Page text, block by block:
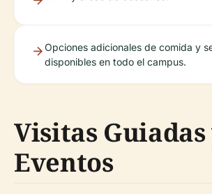
Opciones adicionales de comida y
disponibles en todo el campus.
Visitas Guiadas
Eventos